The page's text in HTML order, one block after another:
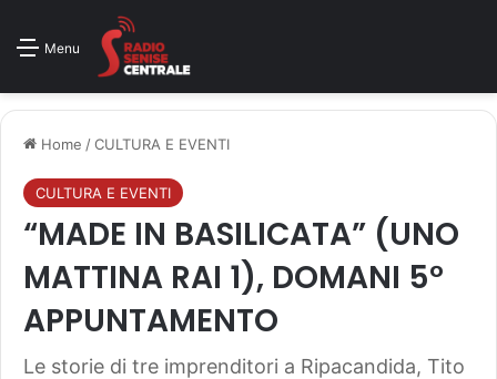
Menu
Home /CULTURA E EVENTI
CULTURA E EVENTI
“MADE IN BASILICATA” (UNO
MATTINA RAI 1), DOMANI 5°
APPUNTAMENTO
Le storie di tre imprenditori a Ripacandida, Tito